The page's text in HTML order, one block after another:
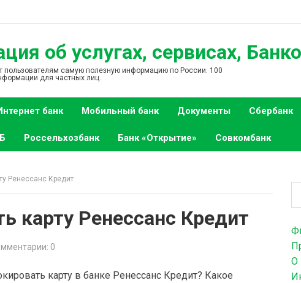
об услугах, сервисах,
пользователям самую полезную информацию по России. 100
для частных лиц.
банк Мобильный банк Документы Сбербанк
Россельхозбанк Банк «Открытие» Совкомбанк
Ренессанс Кредит
карту Ренессанс Кредит
0
карту в банке Ренессанс Кредит? Какое
а
т
и
:О